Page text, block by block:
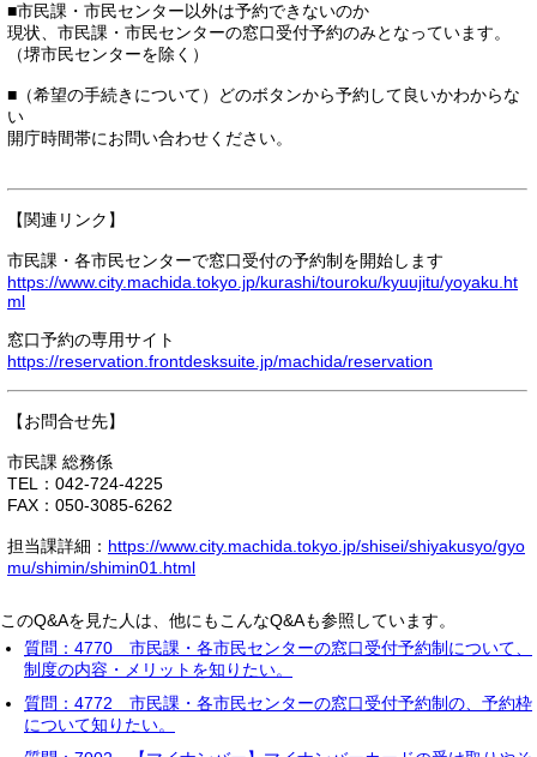
■市民課・市民センター以外は予約できないのか
現状、市民課・市民センターの窓口受付予約のみとなっています。
（堺市民センターを除く）
■（希望の手続きについて）どのボタンから予約して良いかわからな
い
開庁時間帯にお問い合わせください。
【関連リンク】
市民課・各市民センターで窓口受付の予約制を開始します
https://www.city.machida.tokyo.jp/kurashi/touroku/kyuujitu/yoyaku.ht
ml
窓口予約の専用サイト
https://reservation.frontdesksuite.jp/machida/reservation
【お問合せ先】
市民課 総務係
TEL：042-724-4225
FAX：050-3085-6262
担当課詳細： https://www.city.machida.tokyo.jp/shisei/shiyakusyo/gyo
mu/shimin/shimin01.html
このQ&Aを見た人は、他にもこんなQ&Aも参照しています。
質問：4770 市民課・各市民センターの窓口受付予約制について、
制度の内容・メリットを知りたい。
質問：4772 市民課・各市民センターの窓口受付予約制の、予約枠
について知りたい。